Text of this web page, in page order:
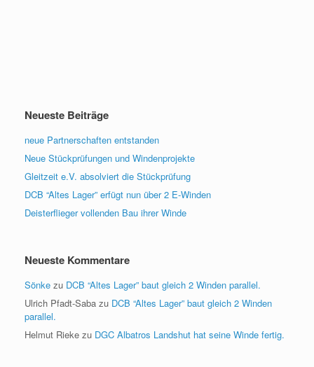
Neueste Beiträge
neue Partnerschaften entstanden
Neue Stückprüfungen und Windenprojekte
Gleitzeit e.V. absolviert die Stückprüfung
DCB “Altes Lager” erfügt nun über 2 E-Winden
Deisterflieger vollenden Bau ihrer Winde
Neueste Kommentare
Sönke zu DCB “Altes Lager” baut gleich 2 Winden parallel.
Ulrich Pfadt-Saba zu DCB “Altes Lager” baut gleich 2 Winden
parallel.
Helmut Rieke zu DGC Albatros Landshut hat seine Winde fertig.